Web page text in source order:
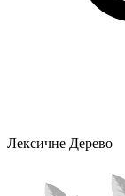
Лексичне Дерево